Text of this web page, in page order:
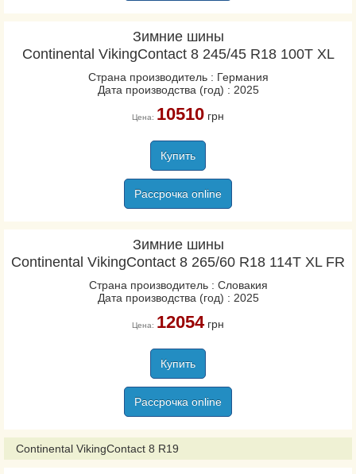
Зимние шины
Continental VikingContact 8 245/45 R18 100T XL
Страна производитель : Германия
Дата производства (год) : 2025
Цена: 10510грн
Купить
Рассрочка online
Зимние шины
Continental VikingContact 8 265/60 R18 114T XL FR
Страна производитель : Словакия
Дата производства (год) : 2025
Цена: 12054грн
Купить
Рассрочка online
Continental VikingContact 8 R19